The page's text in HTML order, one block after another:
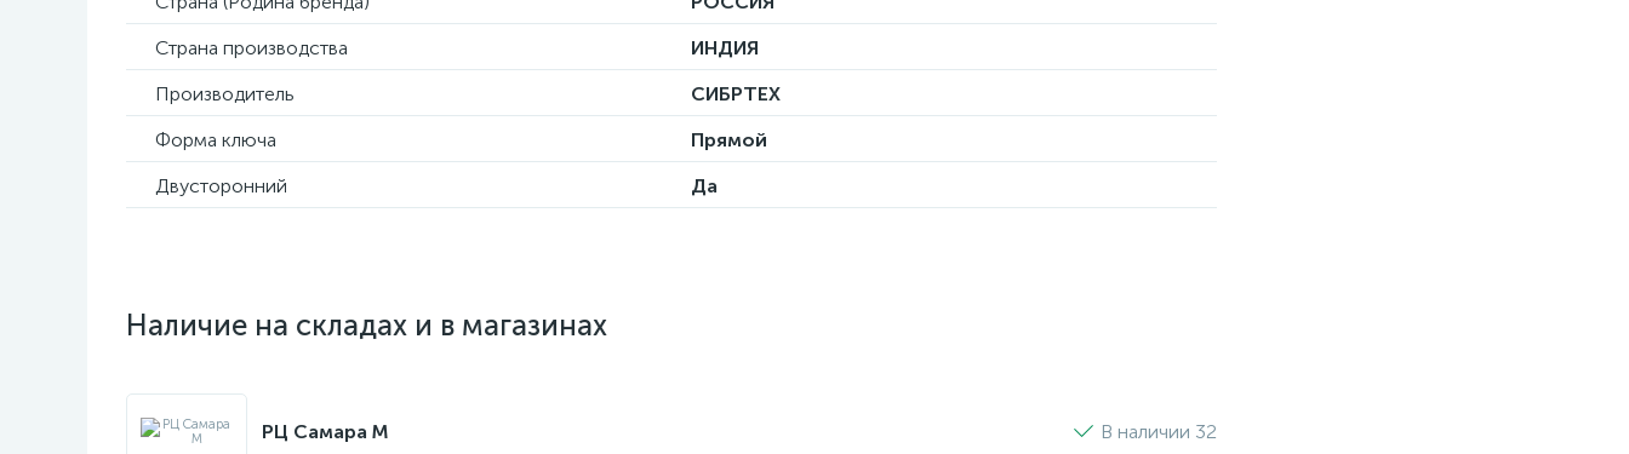
Страна производства
ИНДИЯ
Производитель
СИБРТЕХ
Форма ключа
Прямой
Двусторонний
Да
Наличие на складах и в магазинах
РЦ Самара M В наличии 32